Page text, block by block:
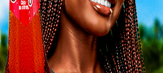
commun et un alignement
le concours sont connus
n’est pas uniquement
Il constitue un levier potentiel